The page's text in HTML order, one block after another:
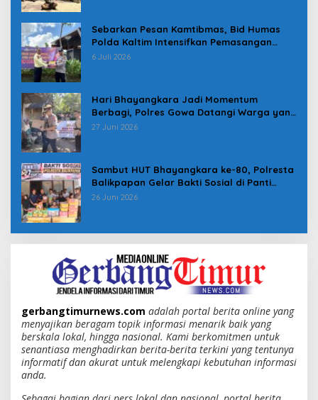
Sebarkan Pesan Kamtibmas, Bid Humas
Polda Kaltim Intensifkan Pemasangan
Spanduk serta Pembagian Stiker
6 Juli 2026
Hari Bhayangkara Jadi Momentum
Berbagi, Polres Gowa Datangi Warga yang
Membutuhkan
27 Juni 2026
Sambut HUT Bhayangkara ke-80, Polresta
Balikpapan Gelar Bakti Sosial di Panti
Asuhan Jabal Rahmah
26 Juni 2026
gerbangtimurnews.com adalah portal berita online yang
menyajikan beragam topik informasi menarik baik yang
berskala lokal, hingga nasional. Kami berkomitmen untuk
senantiasa menghadirkan berita-berita terkini yang tentunya
informatif dan akurat untuk melengkapi kebutuhan informasi
anda.